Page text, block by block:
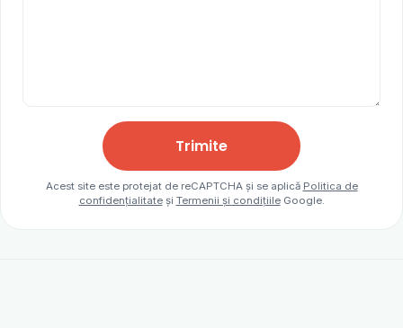
Trimite
Acest site este protejat de reCAPTCHA și se aplică Politica de
confidențialitateși Termenii și condițiileGoogle.